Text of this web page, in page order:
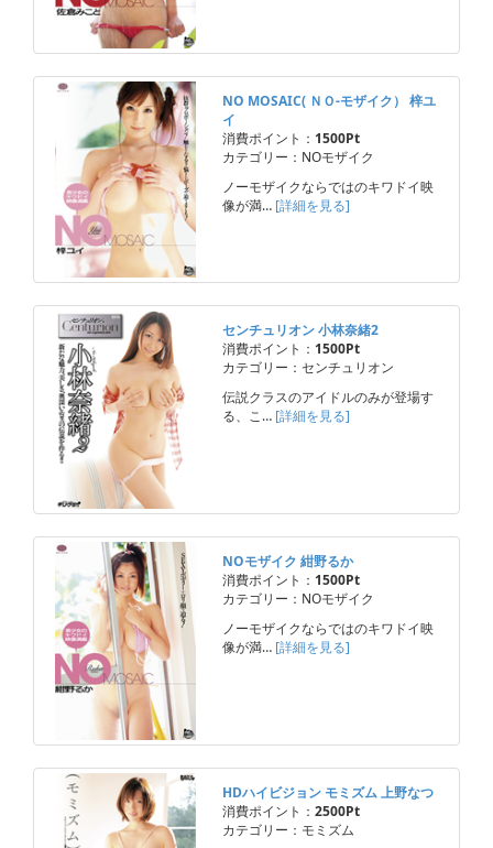
NO MOSAIC( ＮＯ-モザイク） 梓ユ
イ
消費ポイント： 1500Pt
カテゴリー：NOモザイク
ノーモザイクならではのキワドイ映
像が満… [詳細を見る]
センチュリオン 小林奈緒2
消費ポイント： 1500Pt
カテゴリー：センチュリオン
伝説クラスのアイドルのみが登場す
る、こ… [詳細を見る]
NOモザイク 紺野るか
消費ポイント： 1500Pt
カテゴリー：NOモザイク
ノーモザイクならではのキワドイ映
像が満… [詳細を見る]
HDハイビジョン モミズム 上野なつ
消費ポイント： 2500Pt
カテゴリー：モミズム